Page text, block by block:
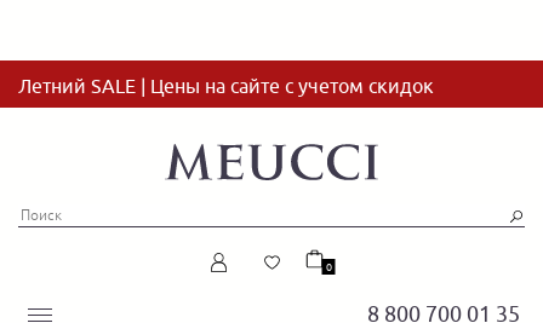
Летний SALE | Цены на сайте с учетом скидок
8 800 700 01 35
0